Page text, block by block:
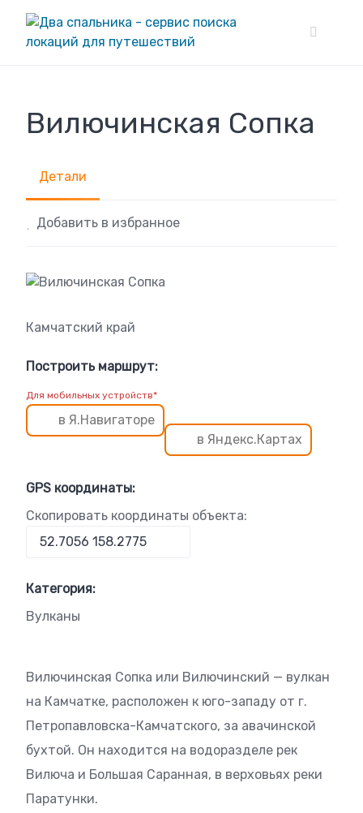
content
Вилючинская Сопка
Детали
Добавить в избранное
Камчатский край
Построить маршрут:
Для мобильных устройств*
в Я.Навигаторе
в Яндекс.Картах
GPS координаты:
Скопировать координаты объекта:
Категория:
Вулканы
Вилючинская Сопка или Вилючинский — вулкан
на Камчатке, расположен к юго-западу от г.
Петропавловска-Камчатского, за авачинской
бухтой. Он находится на водоразделе рек
Вилюча и Большая Саранная, в верховьях реки
Паратунки.